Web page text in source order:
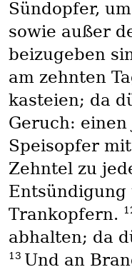
Sündopfer,
sowie außer
beizugeben
am zehnten
kasteien; da
Geruch:
Speisopfer
Zehntel zu
Entsündigung
Trankopfern.
abhalten; da
13 Und an